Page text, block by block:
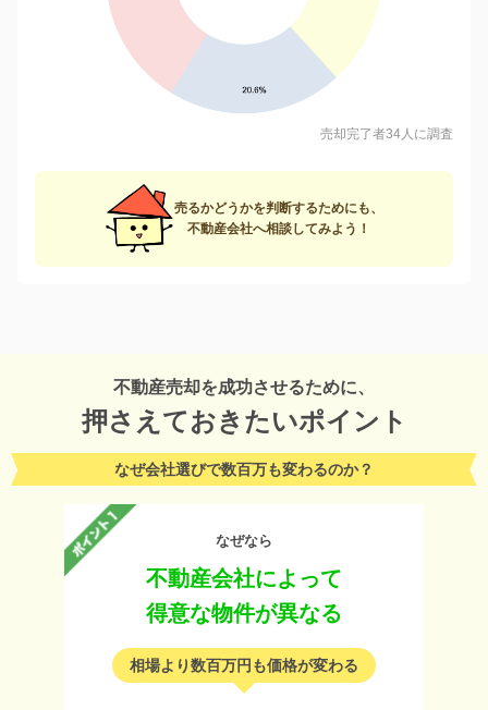
売却完了者34人に調査
売るかどうかを判断するためにも、
不動産会社へ相談してみよう！
不動産売却を成功させるために、
押さえておきたいポイント
なぜ会社選びで数百万も変わるのか？
なぜなら
不動産会社によって
得意な物件が異なる
相場より数百万円も価格が変わる